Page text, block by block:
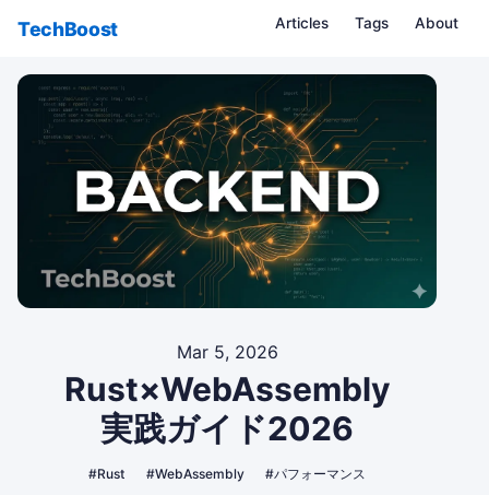
TechBoost Articles Tags About
Mar 5, 2026
Rust×WebAssembly
実践ガイド2026
#Rust #WebAssembly #パフォーマンス